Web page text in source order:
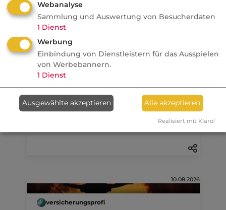
Anlageberater aus dem
Seoul-Crash lernen können
alternative Investments
Anzeige
dvb
Wenn Makler schweigen,
10.08.2026
versicherungsprofi
Webanalyse
Sammlung und Auswertung von Besucherdaten
1 Dienst
Werbung
Einbindung von Dienstleistern für das Ausspielen
von Werbebannern.
1 Dienst
Ausgewählte akzeptieren Alle akzeptieren
Realisiert mit Klaro!